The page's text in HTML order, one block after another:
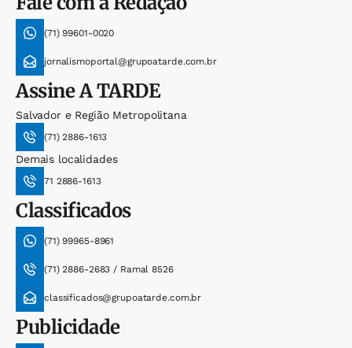
(71) 99601-0020
jornalismoportal@grupoatarde.com.br
AssineA TARDE
Salvador e Região Metropolitana
(71) 2886-1613
Demais localidades
71 2886-1613
Classificados
(71) 99965-8961
(71) 2886-2683 / Ramal 8526
classificados@grupoatarde.com.br
Publicidade